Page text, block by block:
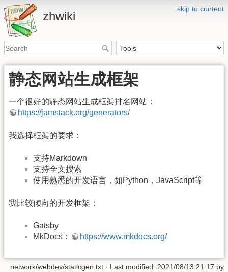
skip to content
zhwiki
静态网站生成框架
一个很好的静态网站生成框架排名网站：
https://jamstack.org/generators/
我选择框架的要求：
支持Markdown
支持全文搜索
使用熟悉的开发语言，如Python，JavaScript等
我比较倾向的开发框架：
Gatsby
MkDocs：
https://www.mkdocs.org/
network/webdev/staticgen.txt · Last modified: 2021/08/13 21:17 by